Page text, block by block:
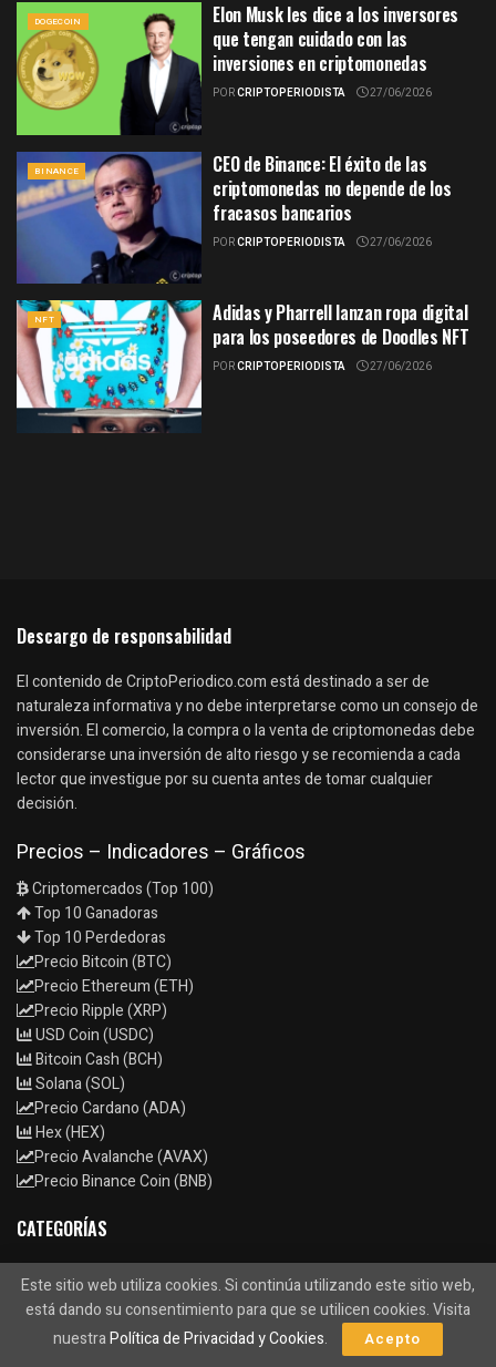
DOGECOIN
Elon Musk les dice a los inversores
que tengan cuidado con las
inversiones en criptomonedas
PORCRIPTOPERIODISTA 27/06/2026
BINANCE
CEO de Binance: El éxito de las
criptomonedas no depende de los
fracasos bancarios
PORCRIPTOPERIODISTA 27/06/2026
NFT
Adidas y Pharrell lanzan ropa digital
para los poseedores de Doodles NFT
PORCRIPTOPERIODISTA 27/06/2026
Descargo de responsabilidad
El contenido de CriptoPeriodico.com está destinado a ser de
naturaleza informativa y no debe interpretarse como un consejo de
inversión. El comercio, la compra o la venta de criptomonedas debe
considerarse una inversión de alto riesgo y se recomienda a cada
lector que investigue por su cuenta antes de tomar cualquier
decisión.
Precios – Indicadores – Gráficos
Criptomercados (Top 100)
Top 10 Ganadoras
Top 10 Perdedoras
Precio Bitcoin (BTC)
Precio Ethereum (ETH)
Precio Ripple (XRP)
USD Coin (USDC)
Bitcoin Cash (BCH)
Solana (SOL)
Precio Cardano (ADA)
Hex (HEX)
Precio Avalanche (AVAX)
Precio Binance Coin (BNB)
CATEGORÍAS
Altcoins Análisis Argentina Billonarios
Binance
Brasil
Cardano CBDC China
Coinbase
El Salvador
Este sitio web utiliza cookies. Si continúa utilizando este sitio web,
está dando su consentimiento para que se utilicen cookies. Visita
nuestraPolítica de Privacidad y Cookies. Acepto